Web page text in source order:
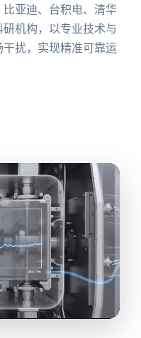
亚迪、台积电、清华
机构，以专业技术与
扰，实现精准可靠运